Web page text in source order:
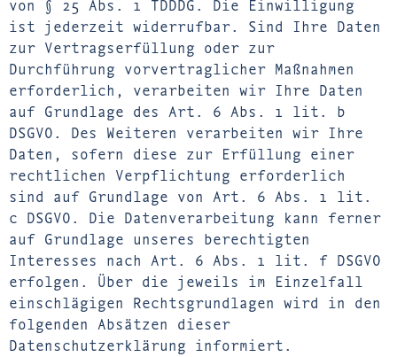
ist jederzeit widerrufbar. Sind Ihre Daten
zur Vertragserfüllung oder zur
Durchführung vorvertraglicher Maßnahmen
erforderlich, verarbeiten wir Ihre Daten
auf Grundlage des Art. 6 Abs. 1 lit. b
DSGVO. Des Weiteren verarbeiten wir Ihre
Daten, sofern diese zur Erfüllung einer
rechtlichen Verpflichtung erforderlich
sind auf Grundlage von Art. 6 Abs. 1 lit.
c DSGVO. Die Datenverarbeitung kann ferner
auf Grundlage unseres berechtigten
Interesses nach Art. 6 Abs. 1 lit. f DSGVO
erfolgen. Über die jeweils im Einzelfall
einschlägigen Rechtsgrundlagen wird in den
folgenden Absätzen dieser
Datenschutzerklärung informiert.